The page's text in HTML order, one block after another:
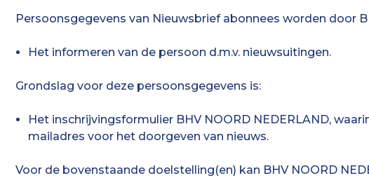
Persoonsgegevens van Nieuwsbrief abonnees worden door
Het informeren van de persoon d.m.v. nieuwsuitingen.
Grondslag voor deze persoonsgegevens is:
Het inschrijvingsformulier BHV NOORD NEDERLAND,
mailadres voor het doorgeven van nieuws.
Voor de bovenstaande doelstelling(en) kan BHV NOORD